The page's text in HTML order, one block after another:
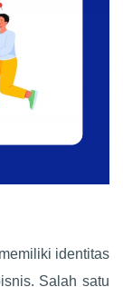
identitas
Salah satu